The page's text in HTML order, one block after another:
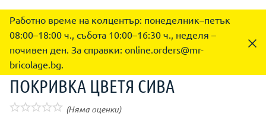
Работно време на колцентър: понеделник–петък
08:00–18:00 ч., събота 10:00–16:30 ч., неделя –
почивен ден. За справки: online.orders@mr-
bricolage.bg.
ПОКРИВКА ЦВЕТЯ СИВА
(Няма оценки)